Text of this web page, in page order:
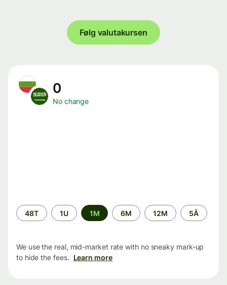
Følg valutakursen
0
No change
Time
period
48T 1U 1M 6M 12M 5Å
We use the real, mid-market rate with no sneaky mark-up
to hide the fees. Learn more